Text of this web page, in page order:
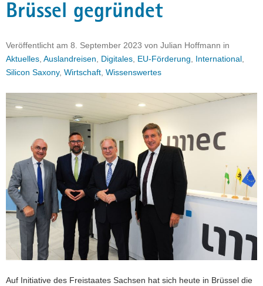
e
e
n
d
a
a
t
i
o
n
Brüssel gegründet
Veröffentlicht am 8. September 2023 von Julian Hoffmann in
Aktuelles Auslandreisen Digitales EU-Förderung International
Silicon Saxony, Wirtschaft Wissenswertes
Auf Initiative des Freistaates Sachsen hat sich heute in Brüssel die